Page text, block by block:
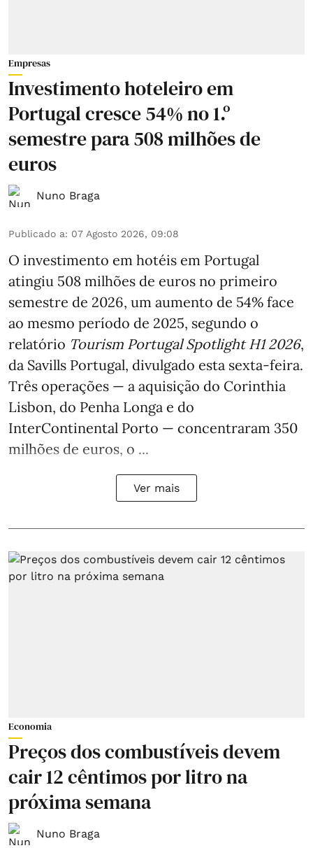
Empresas
Investimento hoteleiro em
Portugal cresce 54% no 1.º
semestre para 508 milhões de
euros
Nuno Braga
Publicado a: 07 Agosto 2026, 09:08
O investimento em hotéis em Portugal
atingiu 508 milhões de euros no primeiro
semestre de 2026, um aumento de 54% face
ao mesmo período de 2025, segundo o
relatório Tourism Portugal Spotlight H1 2026,
da Savills Portugal, divulgado esta sexta-feira.
Três operações — a aquisição do Corinthia
Lisbon, do Penha Longa e do
InterContinental Porto — concentraram 350
milhões de euros, o ...
Ver mais
Economia
Preços dos combustíveis devem
cair 12 cêntimos por litro na
próxima semana
Nuno Braga